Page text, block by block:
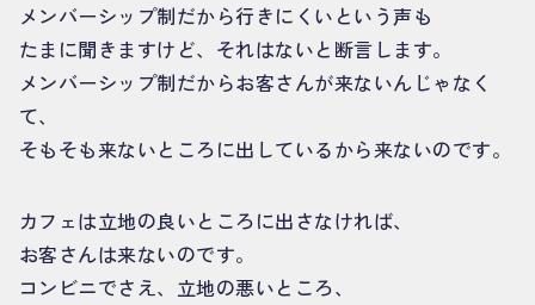
メンバーシップ制だから行きにくいという声も
たまに聞きますけど、それはないと断言します。
メンバーシップ制だからお客さんが来ないんじゃなく
て、
そもそも来ないところに出しているから来ないのです。
カフェは立地の良いところに出さなければ、
お客さんは来ないのです。
コンビニでさえ、立地の悪いところ、